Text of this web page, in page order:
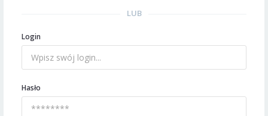
LUB
Login
Hasło